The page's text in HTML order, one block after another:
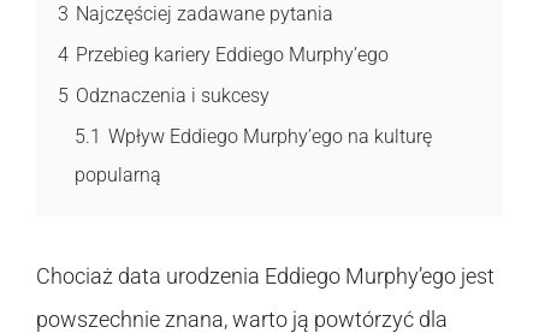
3 Najczęściej zadawane pytania
4 Przebieg kariery Eddiego Murphy’ego
5 Odznaczenia i sukcesy
5.1 Wpływ Eddiego Murphy’ego na kulturę
popularną
Chociaż data urodzenia Eddiego Murphy’ego jest
powszechnie znana, warto ją powtórzyć dla